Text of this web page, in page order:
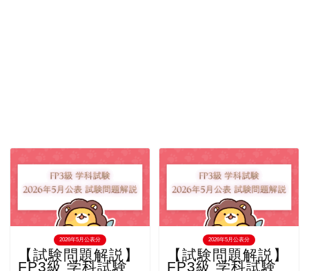
2026年5月公表分
【試験問題解説】
FP3級 学科試験
2026年5月公表分
【試験問題解説】
FP3級 学科試験